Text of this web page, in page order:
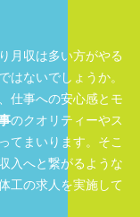
月収は多い方がやる
ないでしょうか。
仕事への安心感とモ
のクオリティーやス
てまいります。そこ
入へと繋がるような
工の求人を実施して